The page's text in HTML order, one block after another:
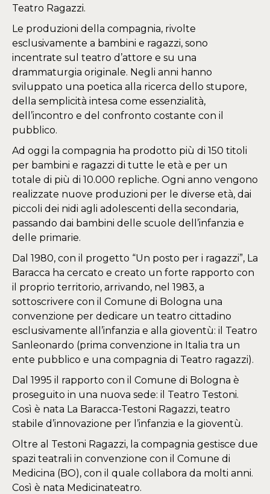
Teatro Ragazzi.
Le produzioni della compagnia, rivolte
esclusivamente a bambini e ragazzi, sono
incentrate sul teatro d’attore e su una
drammaturgia originale. Negli anni hanno
sviluppato una poetica alla ricerca dello stupore,
della semplicità intesa come essenzialità,
dell’incontro e del confronto costante con il
pubblico.
Ad oggi la compagnia ha prodotto più di 150 titoli
per bambini e ragazzi di tutte le età e per un
totale di più di 10.000 repliche. Ogni anno vengono
realizzate nuove produzioni per le diverse età, dai
piccoli dei nidi agli adolescenti della secondaria,
passando dai bambini delle scuole dell’infanzia e
delle primarie.
Dal 1980, con il progetto “Un posto per i ragazzi”, La
Baracca ha cercato e creato un forte rapporto con
il proprio territorio, arrivando, nel 1983, a
sottoscrivere con il Comune di Bologna una
convenzione per dedicare un teatro cittadino
esclusivamente all’infanzia e alla gioventù: il Teatro
Sanleonardo (prima convenzione in Italia tra un
ente pubblico e una compagnia di Teatro ragazzi).
Dal 1995 il rapporto con il Comune di Bologna è
proseguito in una nuova sede: il Teatro Testoni.
Così è nata La Baracca-Testoni Ragazzi, teatro
stabile d’innovazione per l’infanzia e la gioventù.
Oltre al Testoni Ragazzi, la compagnia gestisce due
spazi teatrali in convenzione con il Comune di
Medicina (BO), con il quale collabora da molti anni.
Così è nata Medicinateatro.